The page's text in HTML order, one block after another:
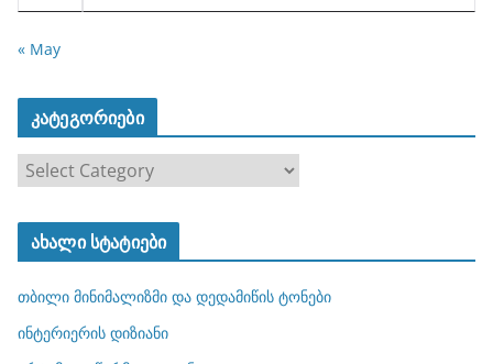
« May
კატეგორიები
ტ
ო
რ
ახალი სტატიები
თბილი მინიმალიზმი და დედამიწის ტონები
ინტერიერის დიზიანი